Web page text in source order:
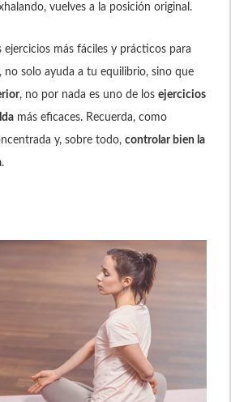
vuelves a la posición original.
más fáciles y prácticos para
no solo ayuda a tu equilibrio, sino que
, no por nada es uno de los ejercicios
más eficaces. Recuerda, como
y, sobre todo, controlar bien la
.